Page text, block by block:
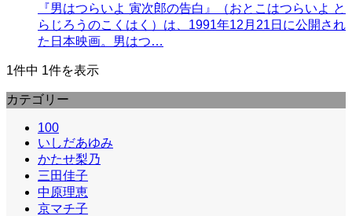
『男はつらいよ 寅次郎の告白』（おとこはつらいよ と
らじろうのこくはく）は、1991年12月21日に公開され
た日本映画。男はつ…
1件中 1件を表示
カテゴリー
100
いしだあゆみ
かたせ梨乃
三田佳子
中原理恵
京マチ子